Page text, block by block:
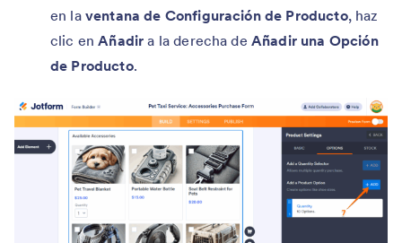
en la ventana de Configuración de Producto, haz
clic enAñadir a la derecha de Añadir una Opción
de Producto.